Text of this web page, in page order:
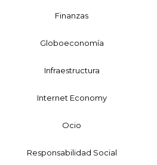
Finanzas
Globoeconomía
Infraestructura
Internet Economy
Ocio
Responsabilidad Social